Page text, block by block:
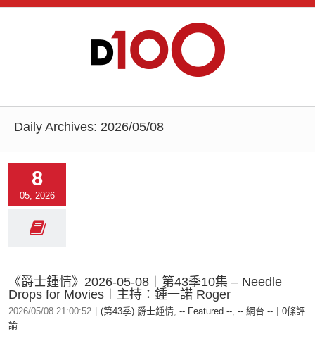
Daily Archives: 2026/05/08
8
05, 2026
《爵士鍾情》2026-05-08︱第43季10集 – Needle
Drops for Movies︱主持：鍾一諾 Roger
2026/05/08 21:00:52 (第43季) 爵士鍾情, -- Featured --, -- 網台 --
0條評
論